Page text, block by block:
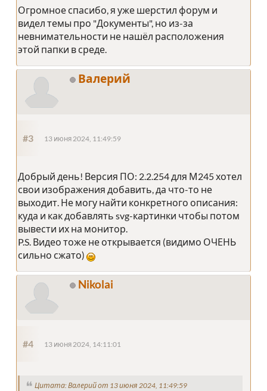
Огромное спасибо, я уже шерстил форум и
видел темы про "Документы", но из-за
невнимательности не нашёл расположения
этой папки в среде.
Валерий
#3 13 июня 2024, 11:49:59
Добрый день! Версия ПО: 2.2.254 для М245 хотел
свои изображения добавить, да что-то не
выходит. Не могу найти конкретного описания:
куда и как добавлять svg-картинки чтобы потом
вывести их на монитор.
P.S. Видео тоже не открывается (видимо ОЧЕНЬ
сильно сжато)
Nikolai
#4 13 июня 2024, 14:11:01
Цитата: Валерий от 13 июня 2024, 11:49:59